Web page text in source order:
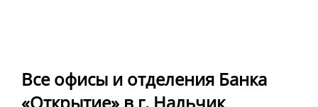
Все офисы и отделения Банка
«Открытие» в г. Нальчик